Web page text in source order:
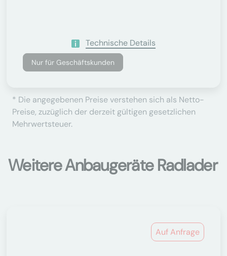
Technische Details
Nur für Geschäftskunden
* Die angegebenen Preise verstehen sich als Netto-
Preise, zuzüglich der derzeit gültigen gesetzlichen
Mehrwertsteuer.
Weitere Anbaugeräte Radlader
Auf Anfrage